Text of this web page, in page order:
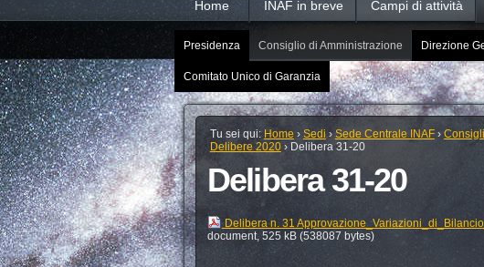
Home INAF in breve Campi di attività
Presidenza Consiglio di Amministrazione Direzione
Comitato Unico di Garanzia
Tu sei qui: Home › Sedi › Sede Centrale INAF ›
Delibere 2020 › Delibera 31-20
Delibera 31-20
Delibera n. 31
document, 525 kB (538087 bytes)